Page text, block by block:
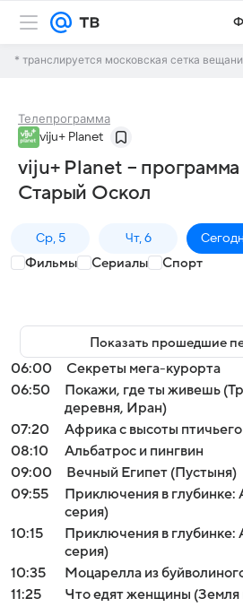
* транслируется московская сетка
Телепрограмма
viju+ Planet
viju+ Planet – программа
Старый Оскол
Ср, 5 Чт, 6
Фильмы Сериалы Спорт
Показать прошедшие
06:00
Секреты мега-курорта
06:50
Покажи, где ты живешь
деревня, Иран)
07:20
Африка с высоты
08:10
Альбатрос и пингвин
09:00
Вечный Египет (Пустыня)
09:55
Приключения в глубинке:
серия)
10:15
Приключения в глубинке:
серия)
10:35
Моцарелла из
11:25
Что едят женщины (Земля